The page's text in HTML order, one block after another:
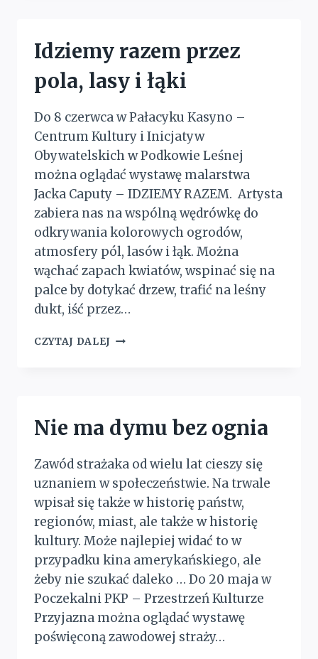
Idziemy razem przez
pola, lasy i łąki
Do 8 czerwca w Pałacyku Kasyno –
Centrum Kultury i Inicjatyw
Obywatelskich w Podkowie Leśnej
można oglądać wystawę malarstwa
Jacka Caputy – IDZIEMY RAZEM. Artysta
zabiera nas na wspólną wędrówkę do
odkrywania kolorowych ogrodów,
atmosfery pól, lasów i łąk. Można
wąchać zapach kwiatów, wspinać się na
palce by dotykać drzew, trafić na leśny
dukt, iść przez…
CZYTAJ DALEJ IDZIEMY
ŁĄKI
Nie ma dymu bez ognia
Zawód strażaka od wielu lat cieszy się
uznaniem w społeczeństwie. Na trwale
wpisał się także w historię państw,
regionów, miast, ale także w historię
kultury. Może najlepiej widać to w
przypadku kina amerykańskiego, ale
żeby nie szukać daleko … Do 20 maja w
Poczekalni PKP – Przestrzeń Kulturze
Przyjazna można oglądać wystawę
poświęconą zawodowej straży…